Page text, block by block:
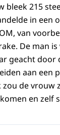
bleek 215
in een
van
De man
geacht door
aan een
de vrouw
en zelf